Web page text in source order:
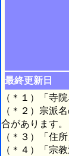
最終更新日
（＊１）「寺
（＊２）宗派
合があります。
（＊３）「住
（＊４）「宗